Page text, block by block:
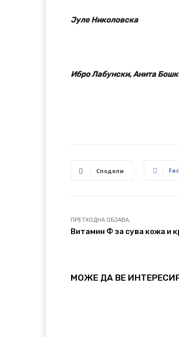
Јуле Николовска
Ибро Лабунски, Анита
Сподели
ПРЕТХОДНА ОБЈАВА,
Витамин Ф за сува кожа и
МОЖЕ ДА ВЕ